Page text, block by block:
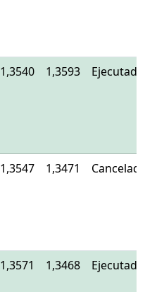
1,3540 1,3593 Ejecutado
1,3547 1,3471
1,3571 1,3468 Ejecutado